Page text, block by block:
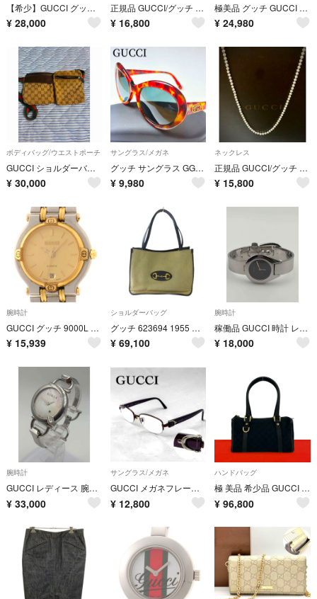
【希少】GUCCI グッチ 腕時計 125.5 ブラック シルバー レディース
¥ 28,000
正規品 GUCCI/グッチ インターロッキングG/ダブルG フックピアス シルバー/スターリングシルバー(コントロールカード付き)
¥ 16,800
極美品 グッチ GUCCI 925 リング 指輪 シルバー Y041 アクセサリー アラベスク
¥ 24,980
ボディバッグ/ウエストポーチ
GUCCI ショルダーバッグ
¥ 30,000
サングラス/メガネ
グッチ サングラス GG2157 オーバル べっ甲 Y2K GGロゴ 美品
¥ 9,980
ネックレス
正規品 GUCCI/グッチ ボールチェーン ネックレス シルバー925/スターリングシルバー(50.5cm)
¥ 15,800
腕時計
GUCCI グッチ 9000L 腕時計 ステンレススチール/ゴールドメッキ ゴールドメッキ ゴールド クオーツ シャンパン文字盤 レディース【中古】207
¥ 15,939
ショルダーバッグ
グッチ 623694 1955 ホースビット トートバッグ ショルダーバッグ
¥ 69,100
腕時計
稼働品 GUCCI 時計 レディース 6700L 電池交換済み
¥ 18,000
腕時計
GUCCI レディース 腕時計 キオド 122.5 クオーツ 稼働品
¥ 33,000
サングラス/メガネ
GUCCI メガネフレーム ホースビッド ハーフリム チタン 日本製 グッチ
¥ 12,800
ハンドバッグ
極 美品 希少品 GUCCI グッチ GG ロゴ 柄 キャンバス レザー 本革 ハンドバッグ ミニ トートバッグ ボストンバッグ ブラック 34441
¥ 96,800